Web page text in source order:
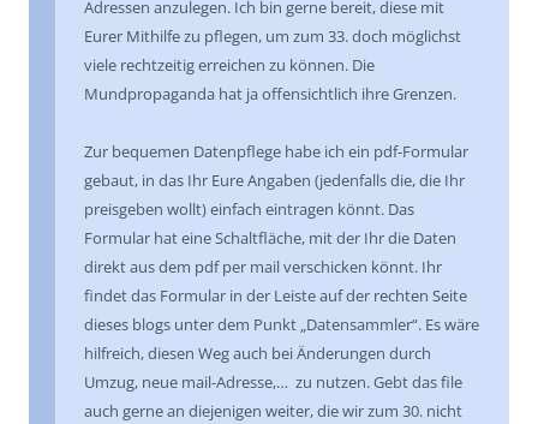
Adressen anzulegen. Ich bin gerne bereit, diese mit
Eurer Mithilfe zu pflegen, um zum 33. doch möglichst
viele rechtzeitig erreichen zu können. Die
Mundpropaganda hat ja offensichtlich ihre Grenzen.
Zur bequemen Datenpflege habe ich ein pdf-Formular
gebaut, in das Ihr Eure Angaben (jedenfalls die, die Ihr
preisgeben wollt) einfach eintragen könnt. Das
Formular hat eine Schaltfläche, mit der Ihr die Daten
direkt aus dem pdf per mail verschicken könnt. Ihr
findet das Formular in der Leiste auf der rechten Seite
dieses blogs unter dem Punkt „Datensammler“. Es wäre
hilfreich, diesen Weg auch bei Änderungen durch
Umzug, neue mail-Adresse,… zu nutzen. Gebt das file
auch gerne an diejenigen weiter, die wir zum 30. nicht